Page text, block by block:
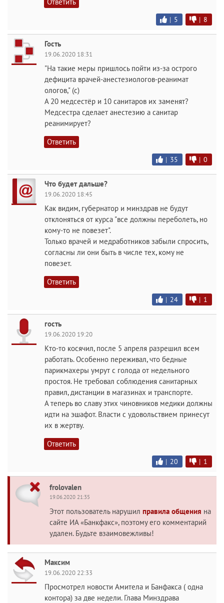
| 5 | 8
Гость
19.06.2020 18:31
"На такие меры пришлось пойти из-за острого
дефицита врачей-анестезиологов-реанимат
ологов," (с)
А 20 медсестёр и 10 санитаров их заменят?
Медсестра сделает анестезию а санитар
реанимирует?
Ответить
| 35 | 0
Что будет дальше?
19.06.2020 18:45
Как видим, губернатор и минздрав не будут
отклоняться от курса "все должны переболеть, но
кому-то не повезет".
Только врачей и медработников забыли спросить,
согласны ли они быть в числе тех, кому не
повезет.
Ответить
| 24 | 1
гость
19.06.2020 19:20
Кто-то косячил, после 5 апреля разрешил всем
работать. Особенно переживал, что бедные
парикмахеры умрут с голода от недельного
простоя. Не требовал соблюдения санитарных
правил, дистанции в магазинах и транспорте.
А теперь во славу этих чиновников медики должны
идти на эшафот. Власти с удовольствием принесут
их в жертву.
Ответить
| 20 | 1
frolovalen
19.06.2020 21:35
Этот пользователь нарушил правила общения на
сайте ИА «Банкфакс», поэтому его комментарий
удален. Будьте взаимовежливы!
Максим
19.06.2020 22:33
Просмотрел новости Амитела и Банфакса ( одна
контора) за две недели. Глава Минздрава